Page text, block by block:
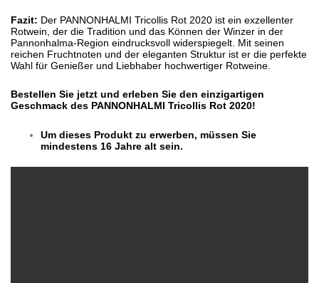
Fazit: Der PANNONHALMI Tricollis Rot 2020 ist ein exzellenter
Rotwein, der die Tradition und das Können der Winzer in der
Pannonhalma-Region eindrucksvoll widerspiegelt. Mit seinen
reichen Fruchtnoten und der eleganten Struktur ist er die perfekte
Wahl für Genießer und Liebhaber hochwertiger Rotweine.
Bestellen Sie jetzt und erleben Sie den einzigartigen
Geschmack des PANNONHALMI Tricollis Rot 2020!
Um dieses Produkt zu erwerben, müssen Sie
mindestens 16 Jahre alt sein.